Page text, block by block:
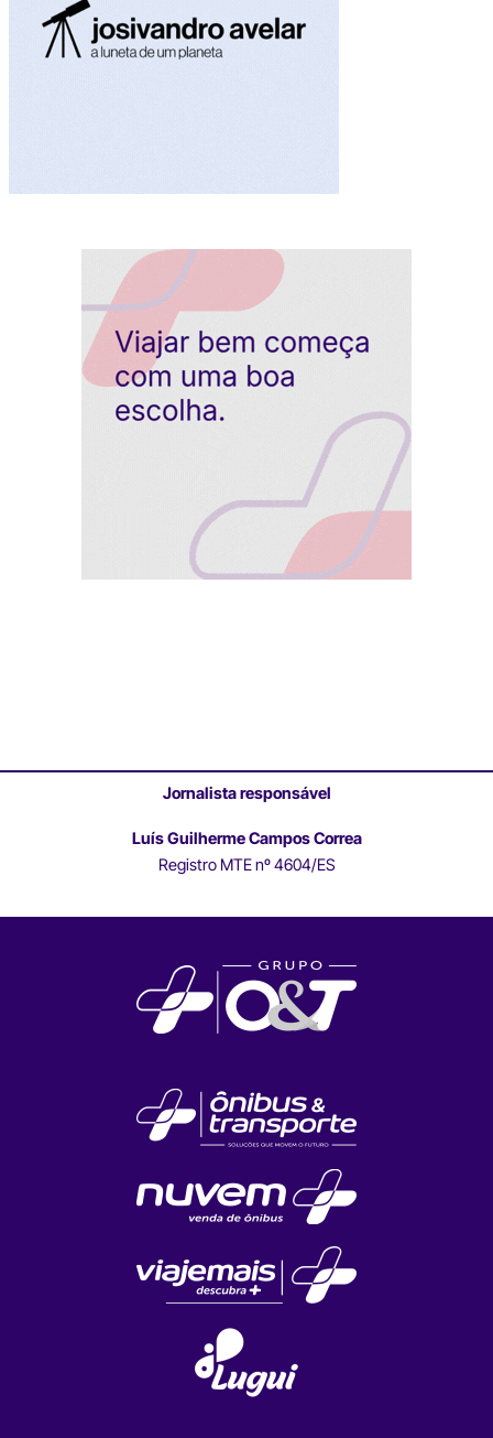
Jornalista responsável
Luís Guilherme Campos Correa
Registro MTE nº 4604/ES